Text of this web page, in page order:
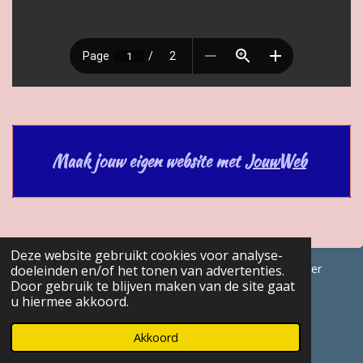
Deze website gebruikt cookies voor analyse-
doeleinden en/of het tonen van advertenties.
Door gebruik te blijven maken van de site gaat
u hiermee akkoord.
Akkoord
Maak jouw eigen website met JouwWeb
© 2017 - 2026 GENEALOGISCHE Bijdragen Marc Van Acker
Powered byJouwWeb